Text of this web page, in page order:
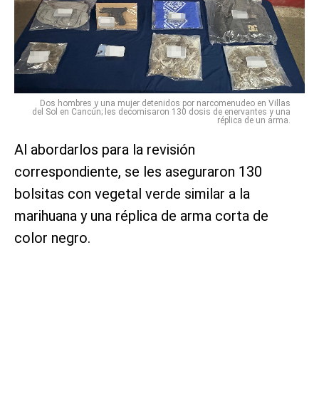
Dos hombres y una mujer detenidos por narcomenudeo en Villas
del Sol en Cancún; les decomisaron 130 dosis de enervantes y una
réplica de un arma.
Al abordarlos para la revisión
correspondiente, se les aseguraron 130
bolsitas con vegetal verde similar a la
marihuana y una réplica de arma corta de
color negro.